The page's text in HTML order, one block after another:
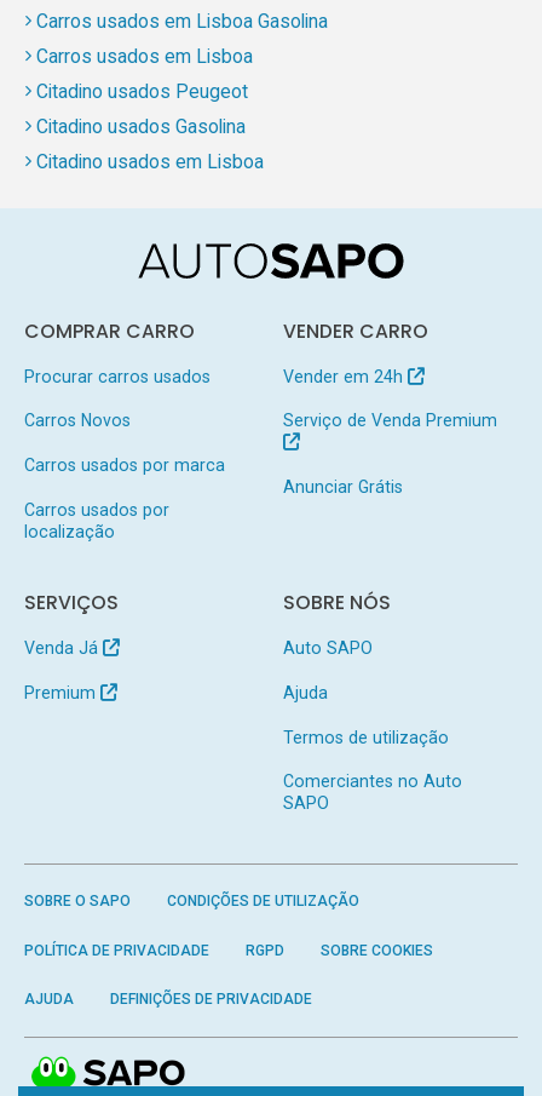
Carros usados em Lisboa Gasolina
Carros usados em Lisboa
Citadino usados Peugeot
Citadino usados Gasolina
Citadino usados em Lisboa
COMPRAR CARRO
Procurar carros usados
Carros Novos
Carros usados por marca
Carros usados por
localização
VENDER CARRO
Vender em 24h
Serviço de Venda Premium
Anunciar Grátis
SERVIÇOS
Venda Já
Premium
SOBRE NÓS
Auto SAPO
Ajuda
Termos de utilização
Comerciantes no Auto
SAPO
SOBRE O SAPO CONDIÇÕES DE UTILIZAÇÃO
POLÍTICA DE PRIVACIDADE RGPD SOBRE COOKIES
AJUDA DEFINIÇÕES DE PRIVACIDADE